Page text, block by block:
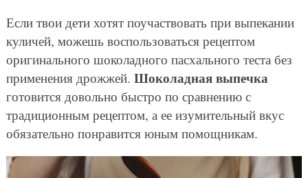
Если твои дети хотят поучаствовать при выпекании
куличей, можешь воспользоваться рецептом
оригинального шоколадного пасхального теста без
применения дрожжей. Шоколадная выпечка
готовится довольно быстро по сравнению с
традиционным рецептом, а ее изумительный вкус
обязательно понравится юным помощникам.